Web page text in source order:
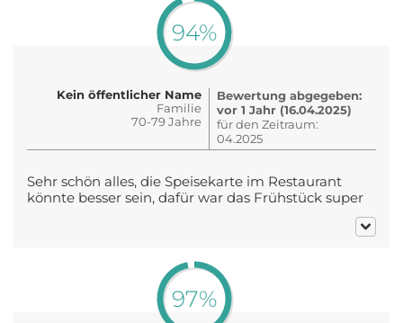
94%
Kein öffentlicher Name
Familie
70-79 Jahre
Bewertung abgegeben:
vor 1 Jahr (16.04.2025)
für den Zeitraum:
04.2025
Sehr schön alles, die Speisekarte im Restaurant
könnte besser sein, dafür war das Frühstück super
97%